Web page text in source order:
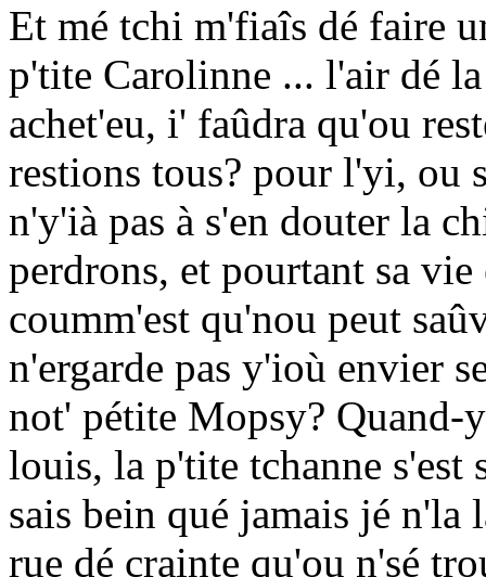
Et mé tchi m'fiaîs dé faire
p'tite Carolinne ... l'air dé
achet'eu, i' faûdra qu'ou
restions tous? pour l'yi, ou
n'y'ià pas à s'en douter la
perdrons, et pourtant sa
coumm'est qu'nou peut
n'ergarde pas y'ioù envier
not' pétite Mopsy? Quand-
louis, la p'tite tchanne s'est
sais bein qué jamais jé n'la
rue dé crainte qu'ou n'sé